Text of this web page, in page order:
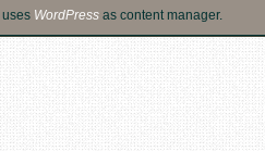
uses WordPress as content manager.